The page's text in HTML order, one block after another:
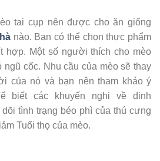
tai cụp nên được cho ăn giống
nào. Bạn có thể chọn thực phẩm
hợp. Một số người thích cho mèo
ngũ cốc. Nhu cầu của mèo sẽ thay
của nó và bạn nên tham khảo ý
biết các khuyến nghị về dinh
tình trạng béo phì của thú cưng
Tuổi thọ của mèo.